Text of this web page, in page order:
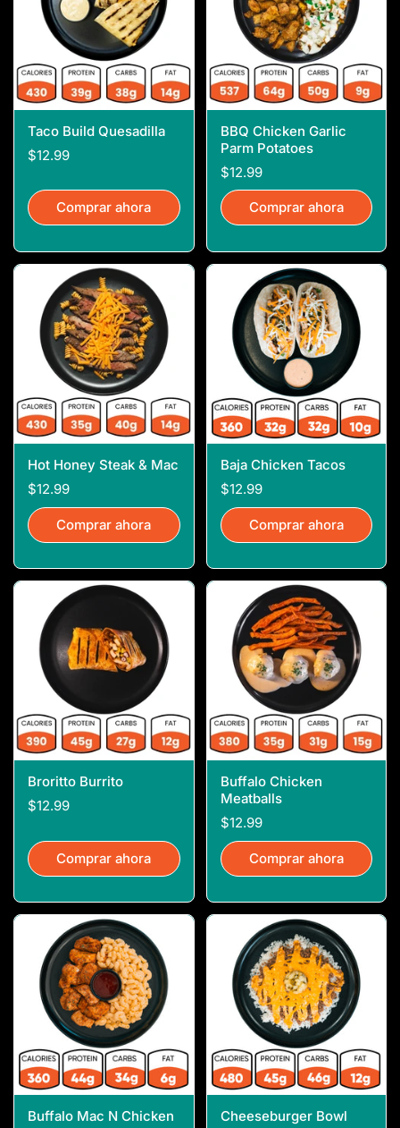
Taco Build Quesadilla
$12.99
Comprar ahora
BBQ Chicken Garlic
Parm Potatoes
$12.99
Comprar ahora
Hot Honey Steak & Mac
$12.99
Comprar ahora
Baja Chicken Tacos
$12.99
Comprar ahora
Broritto Burrito
$12.99
Comprar ahora
Buffalo Chicken
Meatballs
$12.99
Comprar ahora
Buffalo Mac N Chicken Cheeseburger Bowl